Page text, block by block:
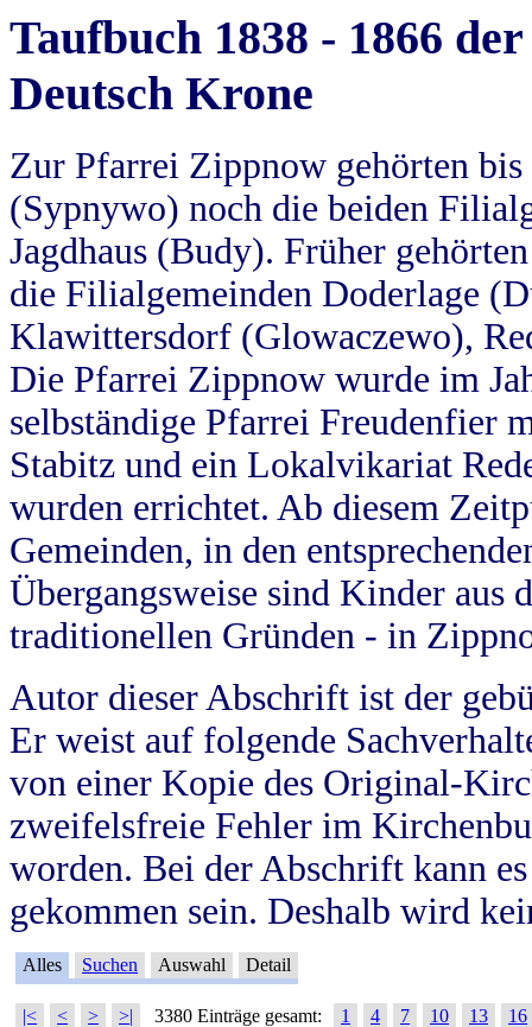
Taufbuch 1838 - 1866
Deutsch Krone
Zur Pfarrei Zippnow gehörten
(Sypnywo) noch die beiden
Jagdhaus (Budy). Früher
die Filialgemeinden Doderlage
Klawittersdorf (Glowaczewo),
Die Pfarrei Zippnow wurde im
selbständige Pfarrei Freudenfier
Stabitz und ein Lokalvikariat
wurden errichtet. Ab diesem
Gemeinden, in den
Übergangsweise sind Kinder aus
traditionellen Gründen - in
Autor dieser Abschrift ist der
Er weist auf folgende
von einer Kopie des Original-
zweifelsfreie Fehler im
worden. Bei der Abschrift kann
gekommen sein. Deshalb wird
Alles Suchen Auswahl Detail
|< < > >| 3380 Einträge gesamt: 1 4 7 10 13
16